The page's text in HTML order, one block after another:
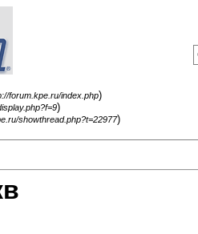
forum.kpe.ru/index.php)
)
showthread.php?t=22977)